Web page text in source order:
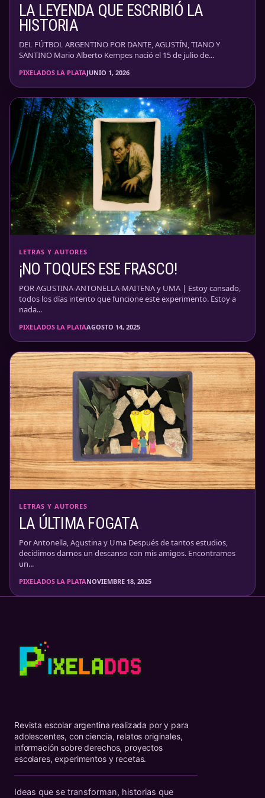
LA LEYENDA QUE ESCRIBIÓ LA
HISTORIA
DEL FÚTBOL ARGENTINO POR DANTE, AGUSTÍN, TIANO Y
SANTINO Mario Alberto Kempes nació el 15 de julio de...
PIXELADOS LA PLATAJUNIO 1, 2026
LETRAS Y AUTORES
¡NO TOQUES ESE FRASCO!
POR AGUSTINA-ANTONELLA-MAITENA y UMA | Estoy cansado,
todos los días intento que funcione este experimento. Estoy a
nada...
PIXELADOS LA PLATAAGOSTO 14, 2025
LETRAS Y AUTORES
LA ÚLTIMA FOGATA
Por Antonella, Agustina y Uma Después de tantos estudios,
decidimos darnos un descanso con mis amigos. Encontramos
un...
PIXELADOS LA PLATANOVIEMBRE 18, 2025
Revista escolar argentina realizada por y para
adolescentes, con ciencia, relatos originales,
información sobre derechos, proyectos
escolares, experimentos y recetas.
Ideas que se transforman, historias que